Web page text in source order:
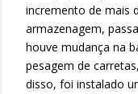
incremento de mais
armazenagem,
houve mudança na
pesagem de
disso, foi instalado